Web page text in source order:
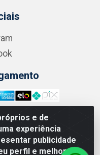
e de
experiência
publicidade
perfil e melhorar a
746 - Ipsep,
09.132.989/0001-61